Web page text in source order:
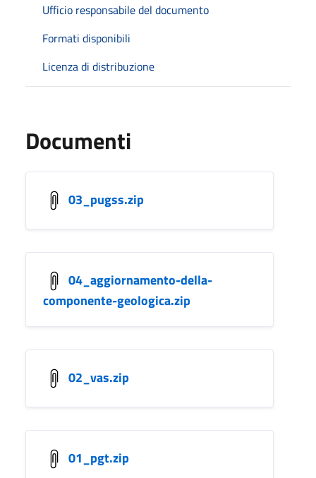
Ufficio responsabile del documento
Formati disponibili
Licenza di distribuzione
Documenti
03_pugss.zip
04_aggiornamento-della-
componente-geologica.zip
02_vas.zip
01_pgt.zip